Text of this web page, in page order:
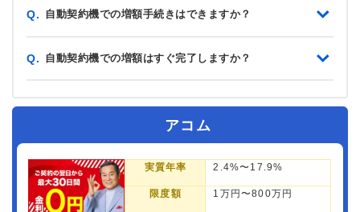
Q. 自動契約機での増額手続きはできますか？
Q. 自動契約機での増額はすぐ完了しますか？
アコム
実質年率 2.4%〜17.9%
限度額 1万円〜800万円